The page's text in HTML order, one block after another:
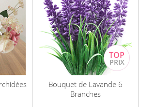
Bouquet de Lavande 6
Branches